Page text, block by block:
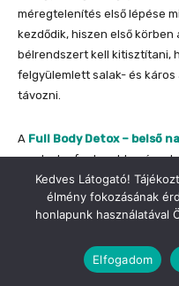
Kedves Látogató!
élmény fokozásának
honlapunk használatával
Elfogadom